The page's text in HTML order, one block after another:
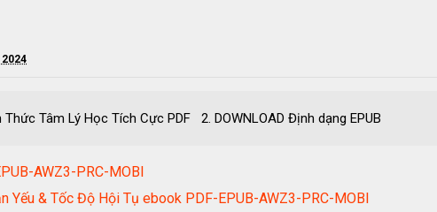
2024
Thức Tâm Lý Học Tích Cực PDF 2. DOWNLOAD Định dạng
AWZ3-PRC-MOBI
Yếu & Tốc Độ Hội Tụ ebook PDF-EPUB-AWZ3-PRC-MOBI